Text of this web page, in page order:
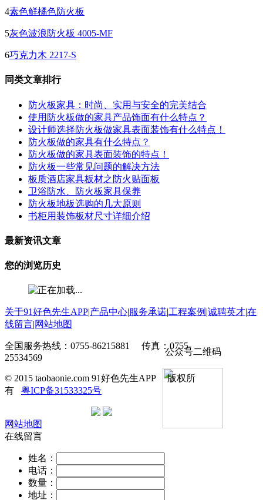
4素色鲜橘色防火板
5灰色波浪防火板 4005-MF
6巧克力木 2217-S
同类文章排行
防火板家具：时尚、实用与安全的完美结合
使用防火板做的家具产品饰面有什么特点？
设计师选择防火板做家具表面装饰有什么特点！
防火板做的家具有什么特点？
防火板做的家具表面装饰的特点！
防火板一些常见问题的解决方法
板质酒店家具板材之防火贴面板
卫浴防水、防火板家具保养
防火板地板选购的几大原则
书柜用装饰板材尺寸详细介绍
最新资讯文章
您的浏览历史
关于91好色先生APP 产品中心 服务承诺工程案例 诚聘英才在
线留言 网站地图
公众号二维码
全国服务热线：0755-86215881 传真：0755-
25534569
© 2015 taobaonie.com 91好色先生APP 版权所
有 粤ICP备31533325号
网站地图
在线留言
姓名：
电话：
数量：
地址：